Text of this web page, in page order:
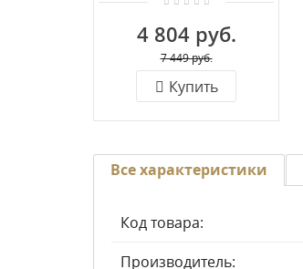
4 804 руб.
7 449 руб.
Купить
Все характеристики
Код товара:
Производитель: